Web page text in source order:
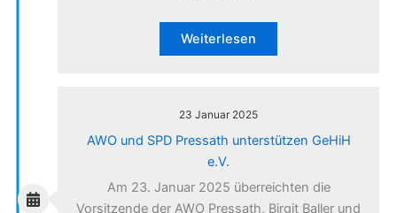
Weiterlesen
23 Januar 2025
AWO und SPD Pressath unterstützen GeHiH
e.V.
Am 23. Januar 2025 überreichten die
Vorsitzende der AWO Pressath, Birgit Baller und